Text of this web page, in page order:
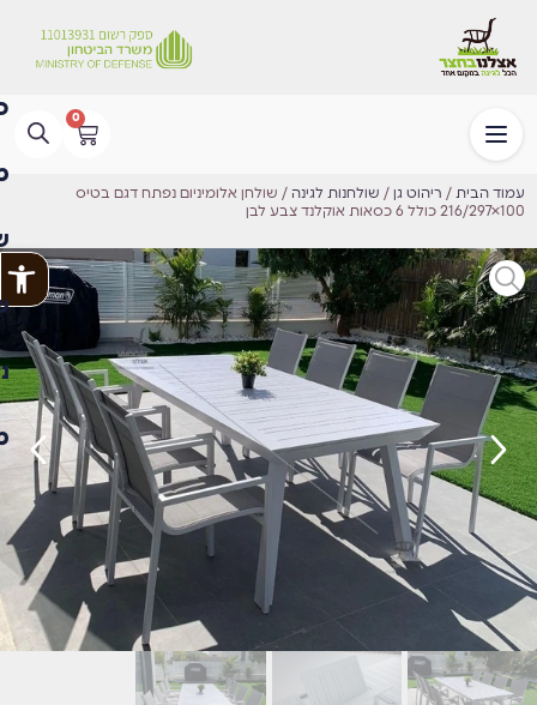
0
עמוד הבית / ריהוט גן / שולחנות לגינה / שולחן אלומיניום נפתח דגם בטיס
100×216/297 כולל 6 כסאות אוקלנד צבע לבן